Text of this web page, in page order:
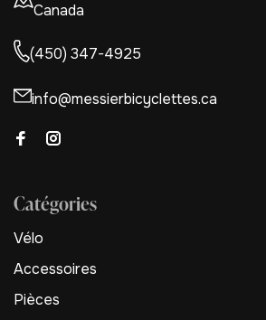
Canada
(450) 347-4925
info@messierbicyclettes.ca
Catégories
Vélo
Accessoires
Pièces